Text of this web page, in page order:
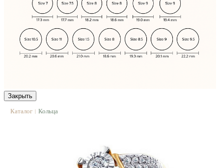
Закрыть
Каталог | Кольца